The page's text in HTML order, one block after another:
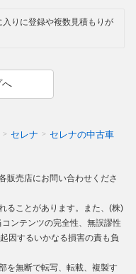
入りに登録や複数見積もりが
へ
セレナ セレナの中古車
販売店にお問い合わせくださ
ることがあります。また、(株)
ンテンツの完全性、無誤謬性
因するいかなる損害の責も負
を無断で転写、転載、複製す